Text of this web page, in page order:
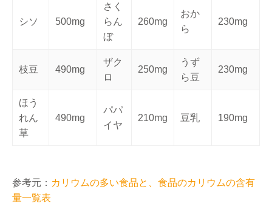
シソ 500mg
さく
らん
ぼ
260mg
おか
ら
230mg
枝豆 490mg
ザク
ロ
250mg
うず
ら豆
230mg
ほう
れん
草
490mg
パパ
イヤ
210mg 豆乳 190mg
参考元： カリウムの多い食品と、食品のカリウムの含有
量一覧表